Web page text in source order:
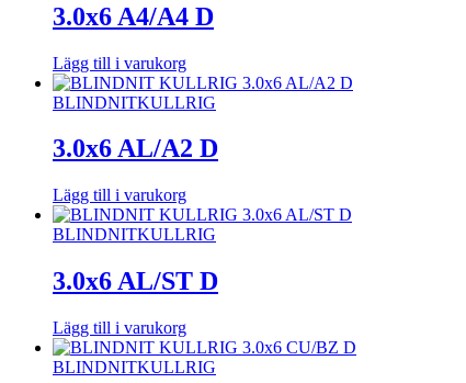
3.0x6 A4/A4 D
Lägg till i varukorg
BLINDNITKULLRIG
3.0x6 AL/A2 D
Lägg till i varukorg
BLINDNITKULLRIG
3.0x6 AL/ST D
Lägg till i varukorg
BLINDNITKULLRIG